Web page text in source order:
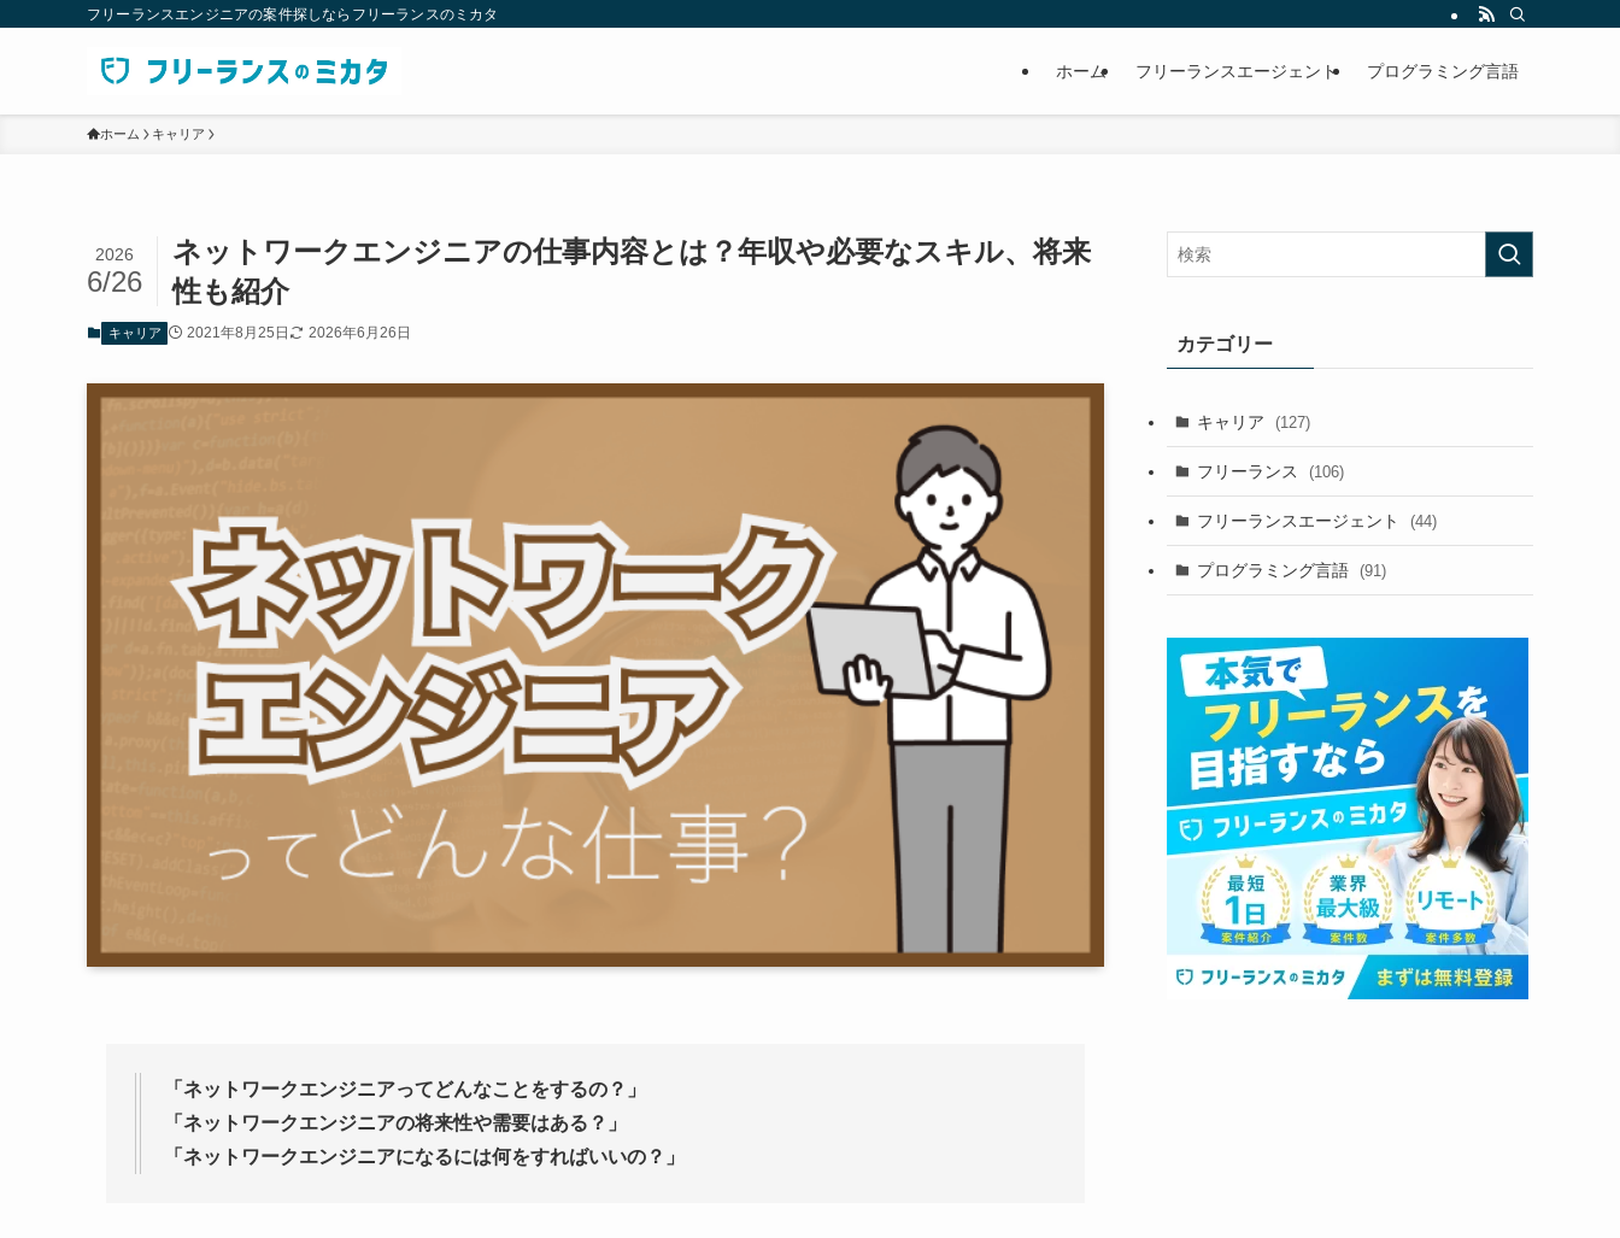
フリーランスエンジニアの案件探しならフリーランスのミカタ
ホーム フリーランスエージェント プログラミング言語
ホーム キャリア
ネットワークエンジニアの仕事内容とは？年収や必要なスキル、将来
性も紹介
2026
6/26
キャリア 2021年8月25日 2026年6月26日
「ネットワークエンジニアってどんなことをするの？」
「ネットワークエンジニアの将来性や需要はある？」
「ネットワークエンジニアになるには何をすればいいの？」
カテゴリー
キャリア (127)
フリーランス (106)
フリーランスエージェント (44)
プログラミング言語 (91)